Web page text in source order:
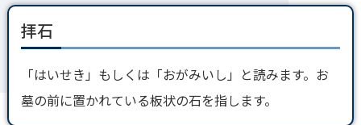
拝石
「はいせき」もしくは「おがみいし」と読みます。お
墓の前に置かれている板状の石を指します。